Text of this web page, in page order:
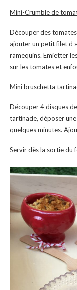
Mini-Crumble de
Découper des
ajouter un petit filet d
ramequins. Emietter
sur les tomates et
Mini bruschetta
Découper 4 disques
tartinade, déposer
quelques minutes.
Servir dès la sortie du